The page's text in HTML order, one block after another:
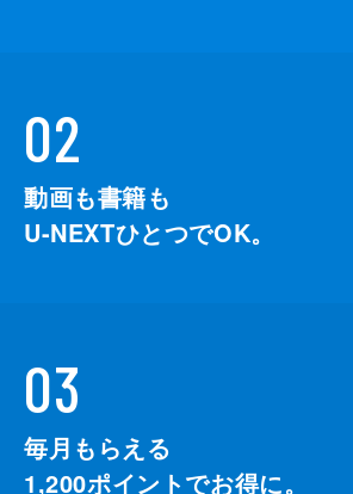
02
動画も書籍も
U-NEXTひとつでOK。
03
毎月もらえる
1,200ポイントでお得に。